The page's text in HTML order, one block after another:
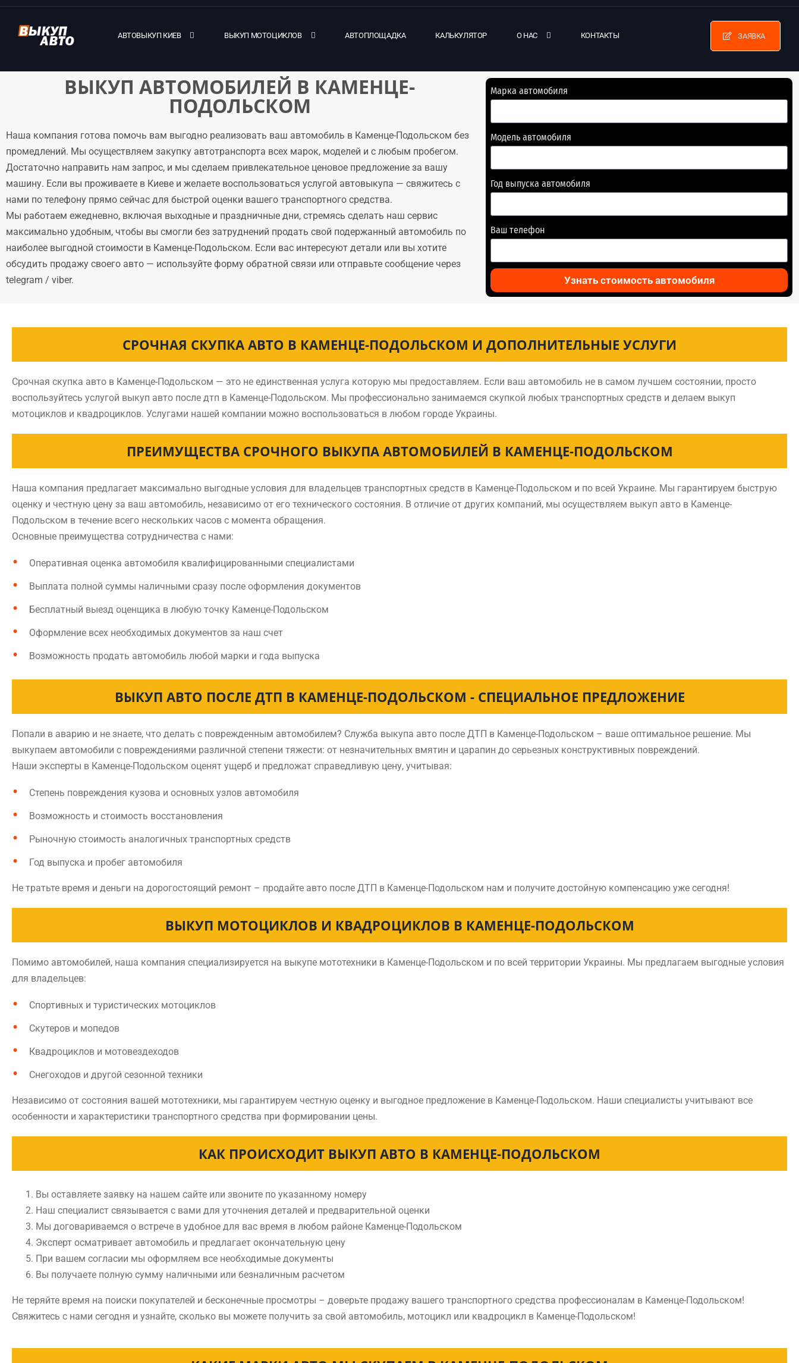
АВТОВЫКУП КИЕВ ВЫКУП МОТОЦИКЛОВ АВТОПЛОЩАДКА КАЛЬКУЛЯТОР О НАС КОНТАКТЫ ЗАЯВКА
ВЫКУП АВТОМОБИЛЕЙ В КАМЕНЦЕ-
ПОДОЛЬСКОМ
Наша компания готова помочь вам выгодно реализовать ваш автомобиль в Каменце-Подольском без
промедлений. Мы осуществляем закупку автотранспорта всех марок, моделей и с любым пробегом.
Достаточно направить нам запрос, и мы сделаем привлекательное ценовое предложение за вашу
машину. Если вы проживаете в Киеве и желаете воспользоваться услугой автовыкупа — свяжитесь с
нами по телефону прямо сейчас для быстрой оценки вашего транспортного средства.
Мы работаем ежедневно, включая выходные и праздничные дни, стремясь сделать наш сервис
максимально удобным, чтобы вы смогли без затруднений продать свой подержанный автомобиль по
наиболее выгодной стоимости в Каменце-Подольском. Если вас интересуют детали или вы хотите
обсудить продажу своего авто — используйте форму обратной связи или отправьте сообщение через
telegram / viber.
Марка автомобиля
Модель автомобиля
Год выпуска автомобиля
Ваш телефон
Узнать стоимость автомобиля
СРОЧНАЯ СКУПКА АВТО В КАМЕНЦЕ-ПОДОЛЬСКОМ И ДОПОЛНИТЕЛЬНЫЕ УСЛУГИ
Срочная скупка авто в Каменце-Подольском — это не единственная услуга которую мы предоставляем. Если ваш автомобиль не в самом лучшем состоянии, просто
воспользуйтесь услугой выкуп авто после дтп в Каменце-Подольском. Мы профессионально занимаемся скупкой любых транспортных средств и делаем выкуп
мотоциклов и квадроциклов. Услугами нашей компании можно воспользоваться в любом городе Украины.
ПРЕИМУЩЕСТВА СРОЧНОГО ВЫКУПА АВТОМОБИЛЕЙ В КАМЕНЦЕ-ПОДОЛЬСКОМ
Наша компания предлагает максимально выгодные условия для владельцев транспортных средств в Каменце-Подольском и по всей Украине. Мы гарантируем быструю
оценку и честную цену за ваш автомобиль, независимо от его технического состояния. В отличие от других компаний, мы осуществляем выкуп авто в Каменце-
Подольском в течение всего нескольких часов с момента обращения.
Основные преимущества сотрудничества с нами:
Оперативная оценка автомобиля квалифицированными специалистами
Выплата полной суммы наличными сразу после оформления документов
Бесплатный выезд оценщика в любую точку Каменце-Подольском
Оформление всех необходимых документов за наш счет
Возможность продать автомобиль любой марки и года выпуска
ВЫКУП АВТО ПОСЛЕ ДТП В КАМЕНЦЕ-ПОДОЛЬСКОМ - СПЕЦИАЛЬНОЕ ПРЕДЛОЖЕНИЕ
Попали в аварию и не знаете, что делать с поврежденным автомобилем? Служба выкупа авто после ДТП в Каменце-Подольском – ваше оптимальное решение. Мы
выкупаем автомобили с повреждениями различной степени тяжести: от незначительных вмятин и царапин до серьезных конструктивных повреждений.
Наши эксперты в Каменце-Подольском оценят ущерб и предложат справедливую цену, учитывая:
Степень повреждения кузова и основных узлов автомобиля
Возможность и стоимость восстановления
Рыночную стоимость аналогичных транспортных средств
Год выпуска и пробег автомобиля
Не тратьте время и деньги на дорогостоящий ремонт – продайте авто после ДТП в Каменце-Подольском нам и получите достойную компенсацию уже сегодня!
ВЫКУП МОТОЦИКЛОВ И КВАДРОЦИКЛОВ В КАМЕНЦЕ-ПОДОЛЬСКОМ
Помимо автомобилей, наша компания специализируется на выкупе мототехники в Каменце-Подольском и по всей территории Украины. Мы предлагаем выгодные условия
для владельцев:
Спортивных и туристических мотоциклов
Скутеров и мопедов
Квадроциклов и мотовездеходов
Снегоходов и другой сезонной техники
Независимо от состояния вашей мототехники, мы гарантируем честную оценку и выгодное предложение в Каменце-Подольском. Наши специалисты учитывают все
особенности и характеристики транспортного средства при формировании цены.
КАК ПРОИСХОДИТ ВЫКУП АВТО В КАМЕНЦЕ-ПОДОЛЬСКОМ
Вы оставляете заявку на нашем сайте или звоните по указанному номеру
Наш специалист связывается с вами для уточнения деталей и предварительной оценки
Мы договариваемся о встрече в удобное для вас время в любом районе Каменце-Подольском
Эксперт осматривает автомобиль и предлагает окончательную цену
При вашем согласии мы оформляем все необходимые документы
Вы получаете полную сумму наличными или безналичным расчетом
Не теряйте время на поиски покупателей и бесконечные просмотры – доверьте продажу вашего транспортного средства профессионалам в Каменце-Подольском!
Свяжитесь с нами сегодня и узнайте, сколько вы можете получить за свой автомобиль, мотоцикл или квадроцикл в Каменце-Подольском!